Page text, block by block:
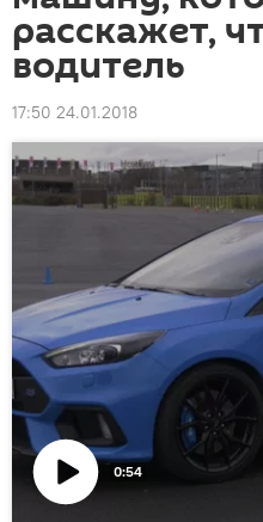
расскажет,
водитель
17:50 24.01.2018
0:54